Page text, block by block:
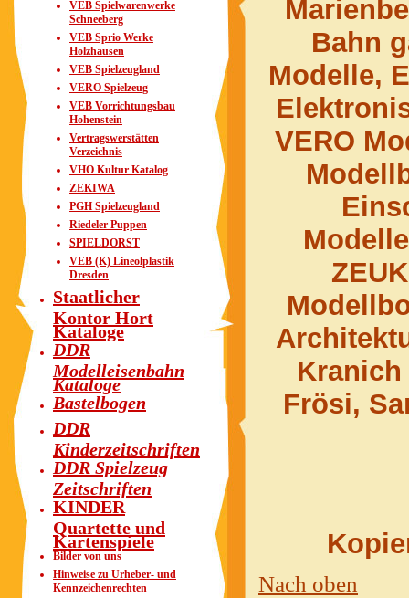
VEB Spielwarenwerke
Schneeberg
VEB Sprio Werke
Holzhausen
VEB Spielzeugland
VERO Spielzeug
VEB Vorrichtungsbau
Hohenstein
Vertragswerstätten
Verzeichnis
VHO Kultur Katalog
ZEKIWA
PGH Spielzeugland
Riedeler Puppen
SPIELDORST
VEB (K) Lineolplastik
Dresden
Staatlicher
Kontor Hort
Kataloge
DDR
Modelleisenbahn
Kataloge
Bastelbogen
DDR
Kinderzeitschriften
DDR Spielzeug
Zeitschriften
KINDER
Quartette und
Kartenspiele
Bilder von uns
Hinweise zu Urheber- und
Kennzeichenrechten
Bahn
Modelle,
VERO
Kranich
Frösi,
Nach oben